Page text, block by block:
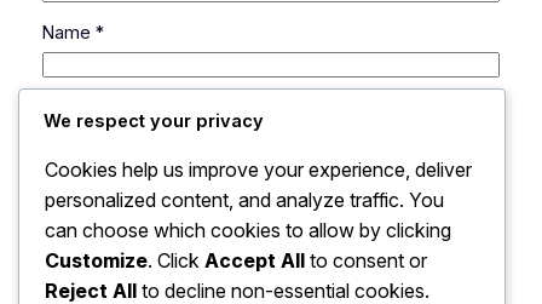
Name *
Website
Save my name, email, and website in this browser
for the next time I comment.
We respect your privacy
Cookies help us improve your experience, deliver
personalized content, and analyze traffic. You
can choose which cookies to allow by clicking
Customize. Click Accept All to consent or
Reject All to decline non-essential cookies.